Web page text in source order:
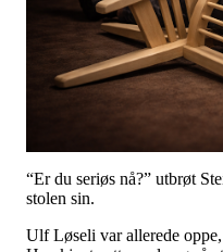
“Er du seriøs nå?” utbrøt
stolen sin.
Ulf Løseli var allerede